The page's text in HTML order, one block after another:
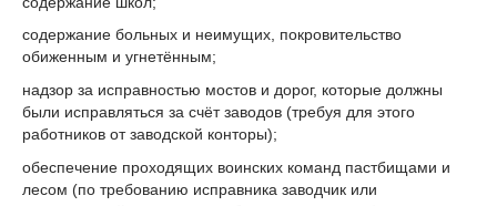
содержание больных и неимущих, покровительство
обиженным и угнетённым;
надзор за исправностью мостов и дорог, которые должны
были исправляться за счёт заводов (требуя для этого
работников от заводской конторы);
обеспечение проходящих воинских команд пастбищами и
лесом (по требованию исправника заводчик или